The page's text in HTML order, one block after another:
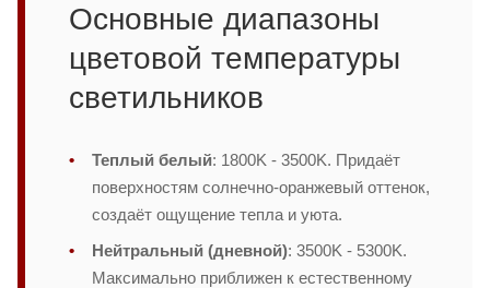
Основные диапазоны
цветовой температуры
светильников
Теплый белый: 1800K - 3500K. Придаёт
поверхностям солнечно-оранжевый оттенок,
создаёт ощущение тепла и уюта.
Нейтральный (дневной): 3500K - 5300K.
Максимально приближен к естественному